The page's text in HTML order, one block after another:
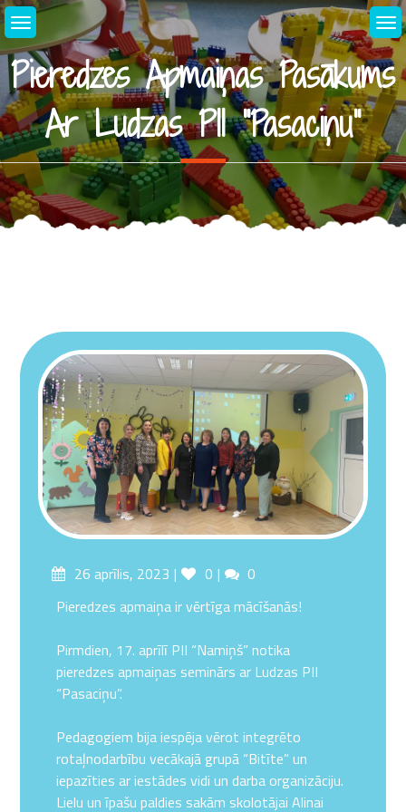
Skip
to
content
Pieredzes Apmaiņas Pasākums
Ar Ludzas PII “Pasaciņu”
Posted26 aprīlis, 2023 Likes
0 Comments
0
Pieredzes apmaiņa ir vērtīga mācīšanās!
Pirmdien, 17. aprīlī PII “Namiņš” notika
pieredzes apmaiņas seminārs ar Ludzas PII
“Pasaciņu”.
Pedagogiem bija iespēja vērot integrēto
rotaļnodarbību vecākajā grupā “Bitīte” un
iepazīties ar iestādes vidi un darba organizāciju.
Lielu un īpašu paldies sakām skolotājai Alinai